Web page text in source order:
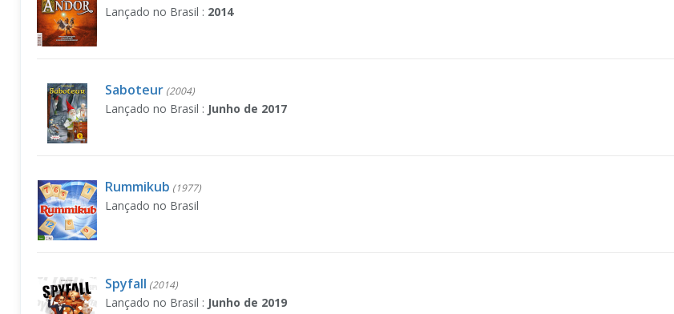
Lançado no Brasil : 2014
Saboteur (2004)
Lançado no Brasil : Junho de 2017
Rummikub (1977)
Lançado no Brasil
Spyfall (2014)
Lançado no Brasil : Junho de 2019